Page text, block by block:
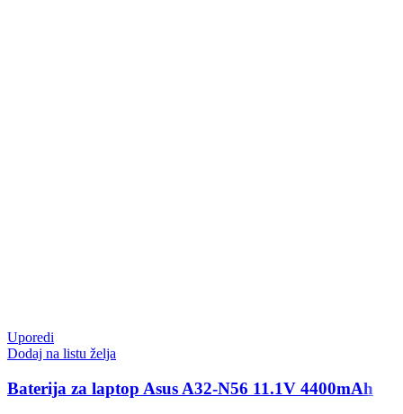
Uporedi
Dodaj na listu želja
Baterija za laptop Asus A32-N56 11.1V 4400mAh